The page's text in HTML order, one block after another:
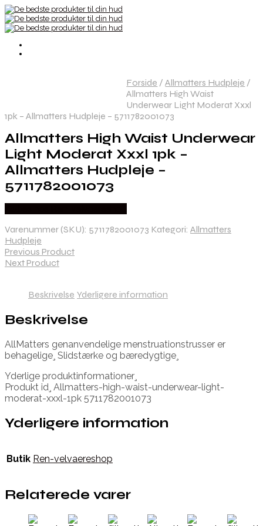
Forside / Allmatters Hudpleje /
Allmatters High Waist
Underwear Light Moderat Xxxl
1pk – Allmatters Hudpleje – 5711782001073
Allmatters High Waist Underwear
Light Moderat Xxxl 1pk –
Allmatters Hudpleje –
5711782001073
Varenummer (SKU): 5711782001073 Kategori: Allmatters
Hudpleje
Previous Product
Next Product
Beskrivelse Yderligere information
Beskrivelse
AllMatters genanvendelige menstruationstrusser er
behagelige¸ Slidstærke og bæredygtige¸
Yderlige produktinformationer¸
Produkt id¸ Allmatters-high-waist-underwear-light-
moderat-xxxl-1pk 5711782001073
Yderligere information
Butik Ren-velvaereshop
Relaterede varer